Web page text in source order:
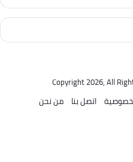
اتصل بنا من نحن